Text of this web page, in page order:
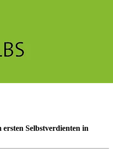
Selbstverdienten in